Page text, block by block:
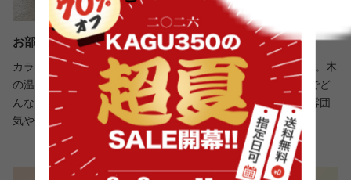
お部屋に馴染む優しいカラー
カラーはお部屋馴染みのいい優しい2カラーをご用意しました。木
の温もりを感じるリアルな木目を再現したオークとシンプルでど
んなカラーのこたつ布団とも相性のいいホワイト。ご自宅の雰囲
気や使用するこたつ布団に合わせてお選びください。